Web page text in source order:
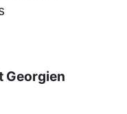
Georgien